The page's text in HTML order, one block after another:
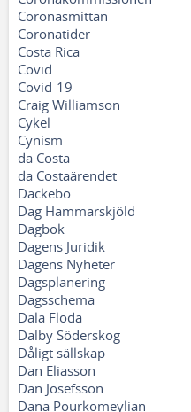
Coronasmittan
Coronatider
Costa Rica
Covid
Covid-19
Craig Williamson
Cykel
Cynism
da Costa
da Costaärendet
Dackebo
Dag Hammarskjöld
Dagbok
Dagens Juridik
Dagens Nyheter
Dagsplanering
Dagsschema
Dala Floda
Dalby Söderskog
Dåligt sällskap
Dan Eliasson
Dan Josefsson
Dana Pourkomeylian